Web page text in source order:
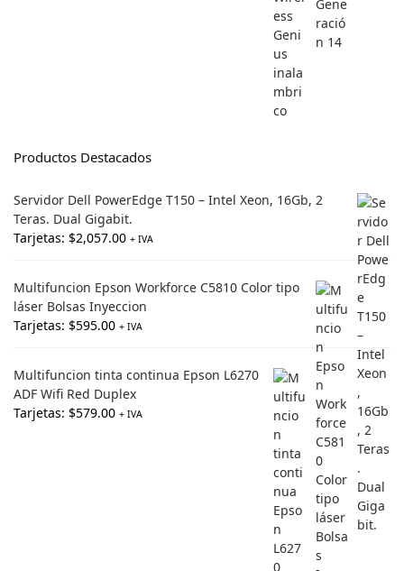
Productos Destacados
Servidor Dell PowerEdge T150 – Intel Xeon, 16Gb, 2
Teras. Dual Gigabit.
Tarjetas: $2,057.00 + IVA
Multifuncion Epson Workforce C5810 Color tipo
láser Bolsas Inyeccion
Tarjetas: $595.00 + IVA
Multifuncion tinta continua Epson L6270
ADF Wifi Red Duplex
Tarjetas: $579.00 + IVA